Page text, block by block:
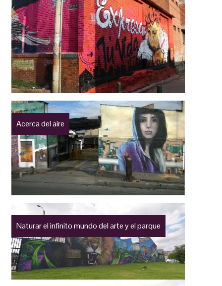
Acerca del aire
Naturar el infinito mundo del arte y el parque